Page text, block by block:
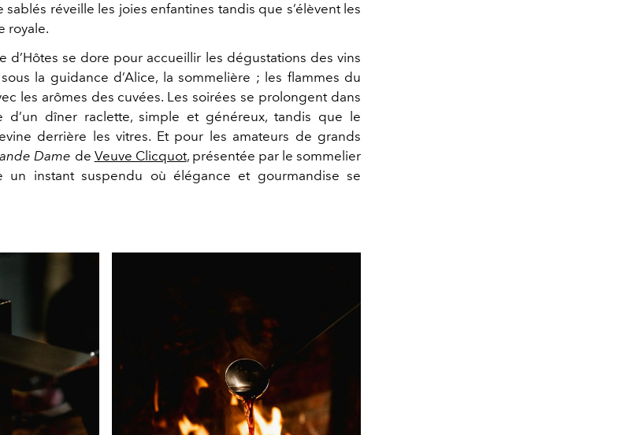
sablés réveille les joies enfantines tandis que s’élèvent les
royale.
d’Hôtes se dore pour accueillir les dégustations des vins
la guidance d’Alice, la sommelière ; les flammes du
les arômes des cuvées. Les soirées se prolongent dans
d’un dîner raclette, simple et généreux, tandis que le
derrière les vitres. Et pour les amateurs de grands
Dame de Veuve Clicquot, présentée par le sommelier
un instant suspendu où élégance et gourmandise se